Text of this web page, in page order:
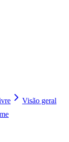
Visão geral